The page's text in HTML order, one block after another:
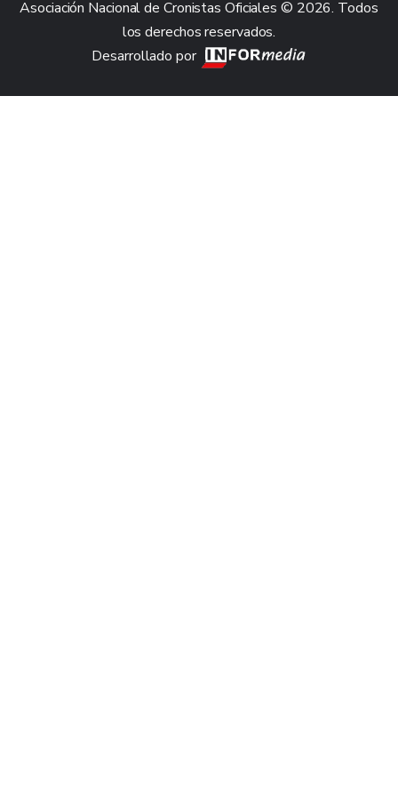
Asociación Nacional de Cronistas Oficiales © 2026. Todos
los derechos reservados.
Desarrollado por